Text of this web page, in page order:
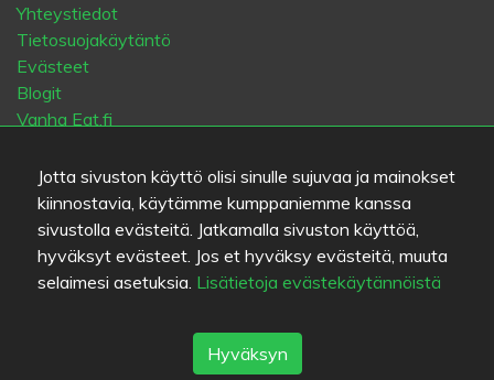
Jotta sivuston käyttö olisi sinulle sujuvaa ja mainokset
kiinnostavia, käytämme kumppaniemme kanssa
sivustolla evästeitä. Jatkamalla sivuston käyttöä,
hyväksyt evästeet. Jos et hyväksy evästeitä, muuta
selaimesi asetuksia. Lisätietoja evästekäytännöistä
Hyväksyn
Yhteystiedot
Tietosuojakäytäntö
Evästeet
Blogit
Vanha Eat.fi
Suosituimmat kaupungit
Helsinki München Köln Tampere Turku Espoo
Tallinna Vantaa Oulu Kuopio Lahti Jyväskylä
Hämeenlinna Rovaniemi Vaasa Porvoo Seinäjoki
Kotka Mikkeli